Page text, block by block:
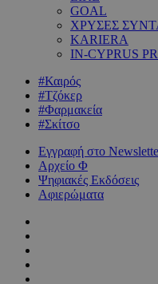
GOAL
ΧΡΥΣΕΣ
KARIERA
IN-CYPRUS
#Καιρός
#Τζόκερ
#Φαρμακεία
#Σκίτσο
Εγγραφή στο
Αρχείο Φ
Ψηφιακές Εκδόσεις
Αφιερώματα